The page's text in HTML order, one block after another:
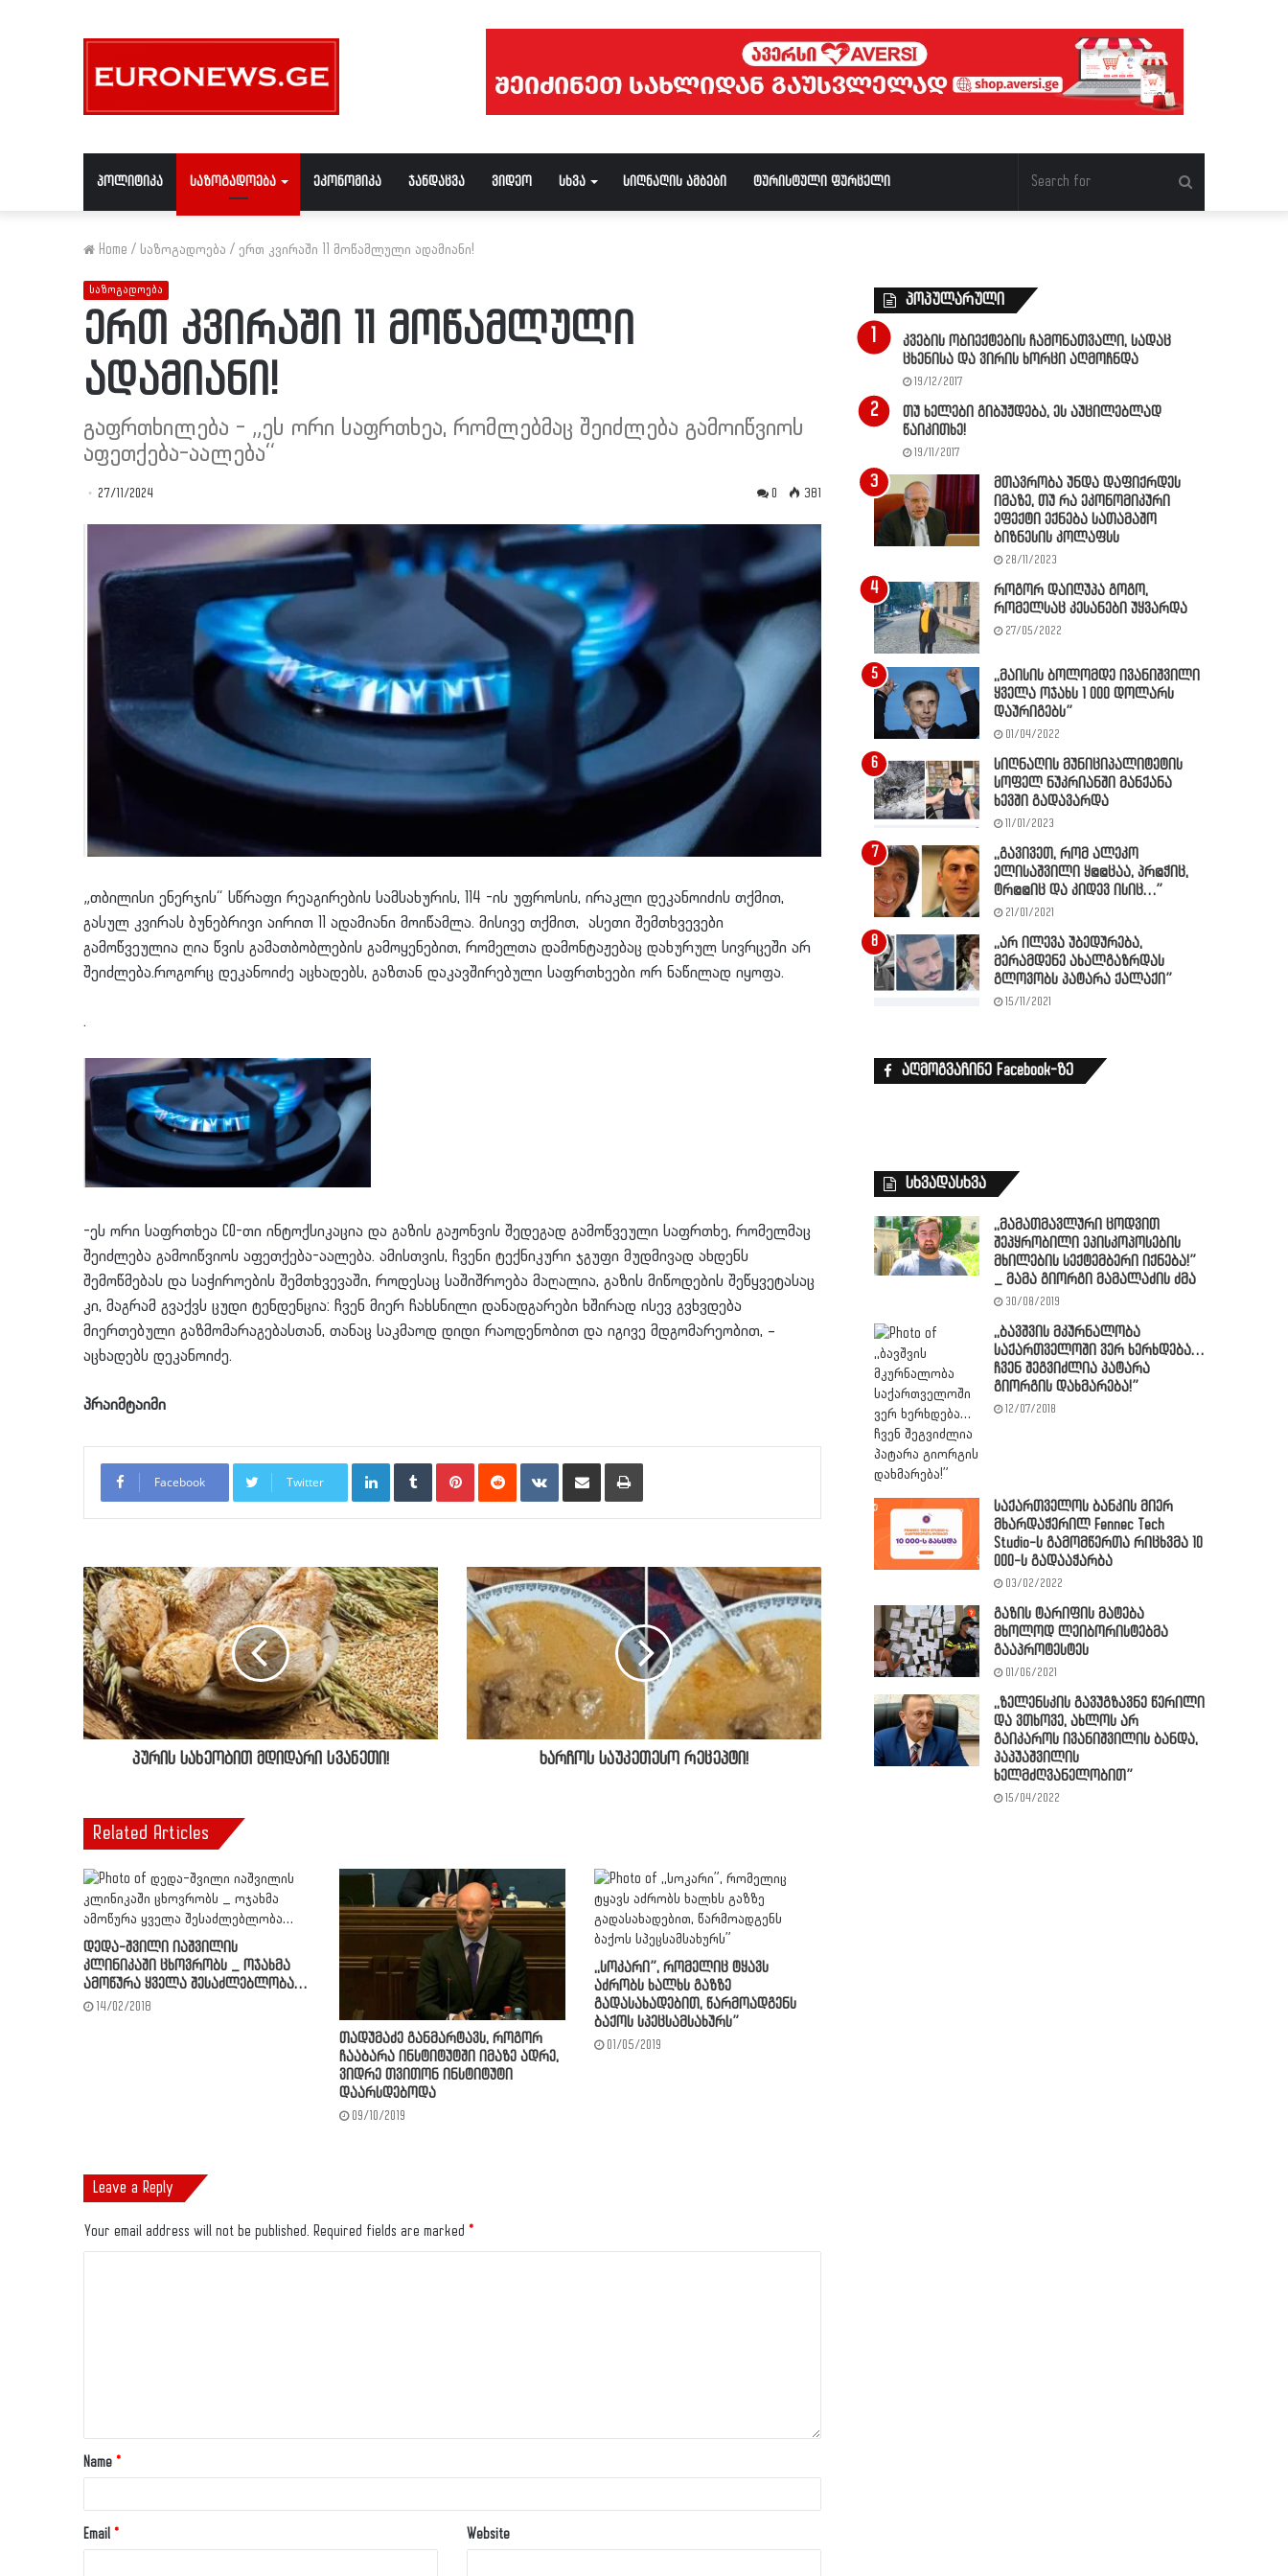
პოლიტიკა საზოგადოება ეკონომიკა ჯანდაცვა ვიდეო სხვა სიღნაღის ამბები ტურისტული ფურცელი
Home / საზოგადოება / ერთ კვირაში 11 მოწამლული ადამიანი!
საზოგადოება
ერთ კვირაში 11 მოწამლული
ადამიანი!
გაფრთხილება - „ეს ორი საფრთხეა, რომლებმაც შეიძლება გამოიწვიოს
აფეთქება-აალება“
27/11/2024 0 381
„თბილისი ენერჯის“ სწრაფი რეაგირების სამსახურის, 114 -ის უფროსის, ირაკლი დეკანოიძის თქმით,
გასულ კვირას ბუნებრივი აირით 11 ადამიანი მოიწამლა. მისივე თქმით, ასეთი შემთხვევები
გამოწვეულია ღია წვის გამათბობლების გამოყენებით, რომელთა დამონტაჟებაც დახურულ სივრცეში არ
შეიძლება.როგორც დეკანოიძე აცხადებს, გაზთან დაკავშირებული საფრთხეები ორ ნაწილად იყოფა.
.
-ეს ორი საფრთხეა CO-თი ინტოქსიკაცია და გაზის გაჟონვის შედეგად გამოწვეული საფრთხე, რომელმაც
შეიძლება გამოიწვიოს აფეთქება-აალება. ამისთვის, ჩვენი ტექნიკური ჯგუფი მუდმივად ახდენს
შემოწმებას და საჭიროების შემთხვევაში, როდესაც საშიშროება მაღალია, გაზის მიწოდების შეწყვეტასაც
კი, მაგრამ გვაქვს ცუდი ტენდენცია: ჩვენ მიერ ჩახსნილი დანადგარები ხშირად ისევ გვხვდება
მიერთებული გაზმომარაგებასთან, თანაც საკმაოდ დიდი რაოდენობით და იგივე მდგომარეობით, –
აცხადებს დეკანოიძე.
პრაიმტაიმი
Facebook Twitter
LinkedInTumblr PinterestReddit VKontakteShare via Email Print
პურის სახეობით მდიდარი სვანეთი! ხარჩოს საუკეთესო რეცეპტი!
Related Articles
დედა-შვილი იაშვილის
კლინიკაში ცხოვრობს _ ოჯახმა
ამოწურა ყველა შესაძლებლობა…
14/02/2018
თადუმაძე განმარტავს, როგორ
ჩააბარა ინსტიტუტში იმაზე ადრე,
ვიდრე თვითონ ინსტიტუტი
დაარსდებოდა
09/10/2019
,,სოკარი”, რომელიც ტყავს
აძრობს ხალხს გაზზე
გადასახადებით, წარმოადგენს
ბაქოს სპეცსამსახურს”
01/05/2019
Leave a Reply
Your email address will not be published. Required fields are marked *
Name *
Email * Website
პოპულარული
კვების ობიექტების ჩამონათვალი, სადაც
ცხენისა და ვირის ხორცი აღმოჩნდა
19/12/2017
თუ ხელები გიბუჟდება, ეს აუცილებლად
წაიკითხე!
19/11/2017
მთავრობა უნდა დაფიქრდეს
იმაზე, თუ რა ეკონომიკური
ეფექტი ექნება სათამაშო
ბიზნესის კოლაფსს
28/11/2023
როგორ დაიღუპა გოგო,
რომელსაც კესანები უყვარდა
27/05/2022
,,მაისის ბოლომდე ივანიშვილი
ყველა ოჯახს 1 000 დოლარს
დაურიგებს”
01/04/2022
სიღნაღის მუნიციპალიტეტის
სოფელ ნუკრიანში მანქანა
ხევში გადავარდა
11/01/2023
,,გავივეთ, რომ ალეკო
ელისაშვილი ყ@@ცაა, პრ@ჭიც,
ტრ@@იც და კიდევ ისიც…”
21/01/2021
,,არ ილევა უბედურება,
მერამდენე ახალგაზრდას
გლოვობს პატარა ქალაქი”
15/11/2021
აღმოგვაჩინე Facebook-ზე
სხვადასხვა
,,მამათმავლური ცოდვით
შეპყრობილი ეპისკოპოსების
მხილების სექტემბერი იქნება!”
_ მამა გიორგი მამალაძის ძმა
30/08/2019
,,ბავშვის მკურნალობა
საქართველოში ვერ ხერხდება…
ჩვენ შეგვიძლია პატარა
გიორგის დახმარება!”
12/07/2018
საქართველოს ბანკის მიერ
მხარდაჭერილ Fennec Tech
Studio-ს გამომწერთა რიცხვმა 10
000-ს გადააჭარბა
03/02/2022
გაზის ტარიფის მატება
მხოლოდ ლეიბორისტებმა
გააპროტესტეს
01/06/2021
,,ზელენსკის გავუგზავნე წერილი
და ვთხოვე, ახლოს არ
გაიკაროს ივანიშვილის ბანდა,
პაპუაშვილის
ხელმძღვანელობით”
15/04/2022